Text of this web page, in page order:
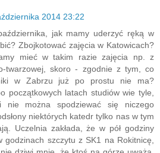
2014 23:22
jak mamy uderzyć ręką w
Zbojkotować zajęcia w Katowicach?
mieć w takim razie zajęcia np. z
twarzowej, skoro - zgodnie z tym, co
w Zabrzu już po prostu nie ma?
początkowych latach studiów wie tyle,
można spodziewać się niczego
niektórych katedr tylko nas w tym
Uczelnia zakłada, że w pół godziny
godzinach szczytu z SK1 na Rokitnicę,